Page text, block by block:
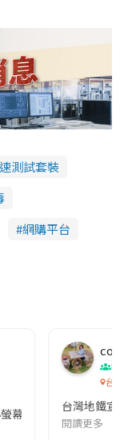
測試套裝
網購平台
幕啦!這次的劇本改編
co
吹
台灣
台灣地鐵宣
閱讀更多